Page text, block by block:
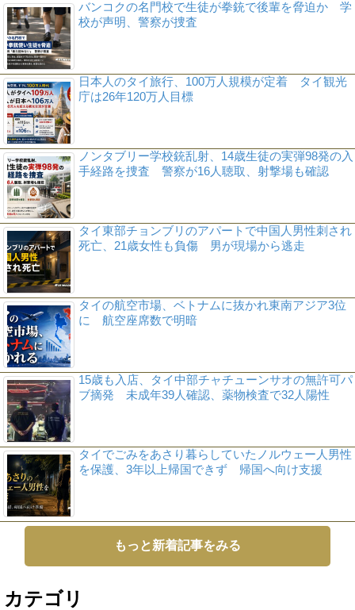
バンコクの名門校で生徒が拳銃で後輩を脅迫か 学
校が声明、警察が捜査
日本人のタイ旅行、100万人規模が定着 タイ観光
庁は26年120万人目標
ノンタブリー学校銃乱射、14歳生徒の実弾98発の入
手経路を捜査 警察が16人聴取、射撃場も確認
タイ東部チョンブリのアパートで中国人男性刺され
死亡、21歳女性も負傷 男が現場から逃走
タイの航空市場、ベトナムに抜かれ東南アジア3位
に 航空座席数で明暗
15歳も入店、タイ中部チャチューンサオの無許可パ
ブ摘発 未成年39人確認、薬物検査で32人陽性
タイでごみをあさり暮らしていたノルウェー人男性
を保護、3年以上帰国できず 帰国へ向け支援
もっと新着記事をみる
カテゴリ